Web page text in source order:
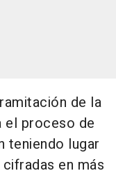
de la
el proceso de
teniendo lugar
en más